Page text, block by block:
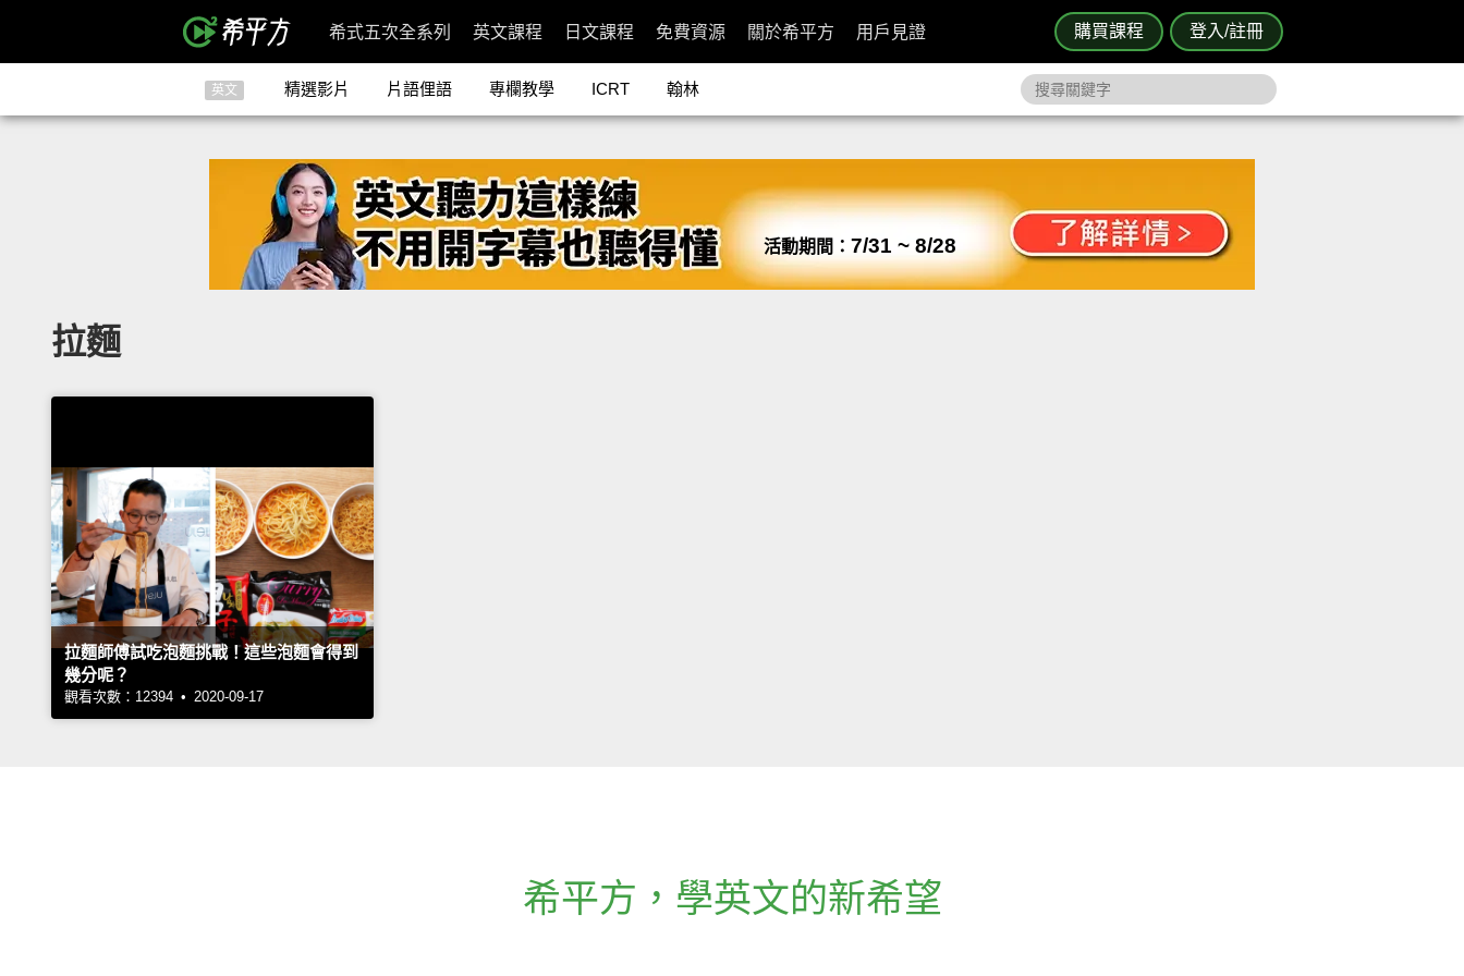
購買課程 登入/註冊
希式五次全系列 英文課程 日文課程 免費資源 關於希平方 用戶見證
英文 精選影片 片語俚語 專欄教學 ICRT 翰林
活動期間： 7/31 ~ 8/28
拉麵
拉麵師傅試吃泡麵挑戰！這些泡麵會得到
幾分呢？
觀看次數：12394 • 2020-09-17
希平方 ， 學英文的新希望